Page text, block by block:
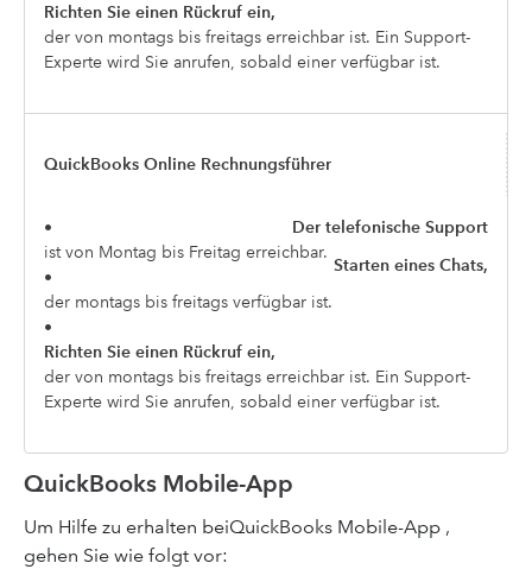
Richten Sie einen Rückruf ein,
der von montags bis freitags erreichbar ist. Ein Support-
Experte wird Sie anrufen, sobald einer verfügbar ist.
QuickBooks Online Rechnungsführer
•
Der telefonische Support
ist von Montag bis Freitag erreichbar.
•
Starten eines Chats,
der montags bis freitags verfügbar ist.
•
Richten Sie einen Rückruf ein,
der von montags bis freitags erreichbar ist. Ein Support-
Experte wird Sie anrufen, sobald einer verfügbar ist.
QuickBooks Mobile-App
Um Hilfe zu erhalten beiQuickBooks Mobile-App ,
gehen Sie wie folgt vor: